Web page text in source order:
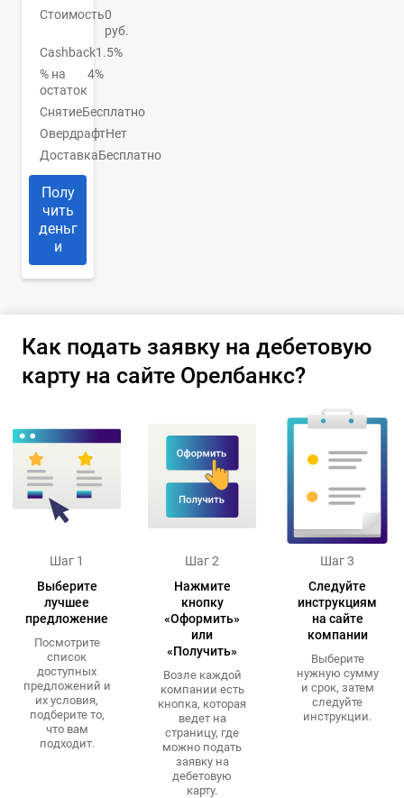
Стоимость0
руб.
Cashback1.5%
% на
остаток
4%
СнятиеБесплатно
ОвердрафтНет
ДоставкаБесплатно
Полу
чить
деньг
и
Как подать заявку на дебетовую
карту на сайте Орелбанкс?
Шаг 1
Выберите
лучшее
предложение
Посмотрите
список
доступных
предложений и
их условия,
подберите то,
что вам
подходит.
Шаг 2
Нажмите
кнопку
«Оформить»
или
«Получить»
Возле каждой
компании есть
кнопка, которая
ведет на
страницу, где
можно подать
заявку на
дебетовую
карту.
Шаг 3
Следуйте
инструкциям
на сайте
компании
Выберите
нужную сумму
и срок, затем
следуйте
инструкции.